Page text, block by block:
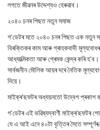
লগতে জীৱনৰ উদ্দেশ্যও হেৰুৱাব।
২০৪০ চনৰ পিছত নতুন সমাজ
গ’ডেটৰ মতে ২০৪০ চনৰ পিছত এক নতুন
বিৰক্তিকৰ কাম আৰু গ্ৰাহকবাদী
আধ্যাত্মিকতা আৰু প্ৰেমক কেন্দ্ৰ কৰি
সাৰ্বজনীন মৌলিক আয়ৰ দৰে নৈতিক
দিয়ে।
মাইক্ৰ’ছফটৰ অধ্যয়নতো উদ্বেগ প্ৰকাশ
গ’ডেটৰ এই ভৱিষ্যদ্বাণী মাইক্ৰ’ছফটৰ
যে এ আই এনে ৪০টা বৃত্তিৰ সৈতে